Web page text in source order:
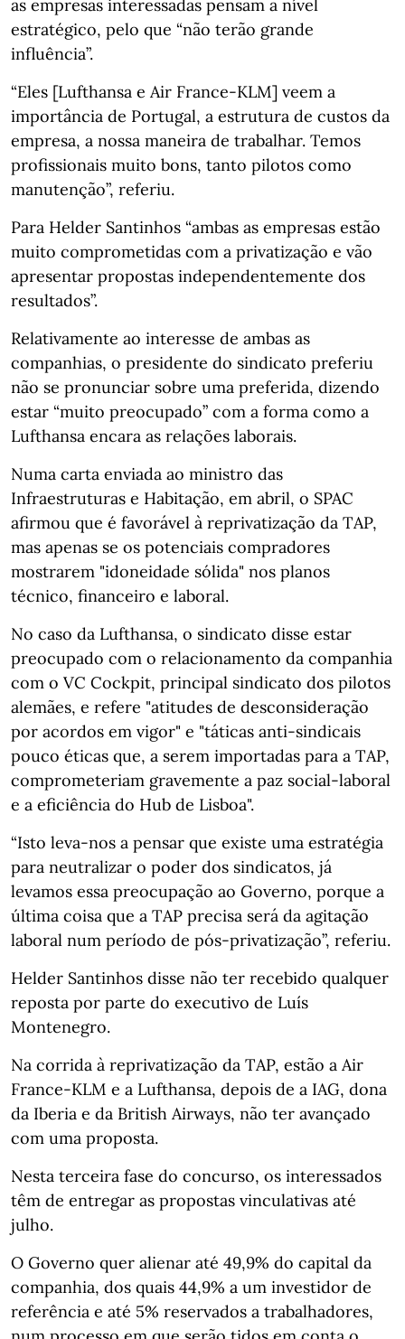
as empresas interessadas pensam a nível
estratégico, pelo que “não terão grande
influência”.
“Eles [Lufthansa e Air France-KLM] veem a
importância de Portugal, a estrutura de custos da
empresa, a nossa maneira de trabalhar. Temos
profissionais muito bons, tanto pilotos como
manutenção”, referiu.
Para Helder Santinhos “ambas as empresas estão
muito comprometidas com a privatização e vão
apresentar propostas independentemente dos
resultados”.
Relativamente ao interesse de ambas as
companhias, o presidente do sindicato preferiu
não se pronunciar sobre uma preferida, dizendo
estar “muito preocupado” com a forma como a
Lufthansa encara as relações laborais.
Numa carta enviada ao ministro das
Infraestruturas e Habitação, em abril, o SPAC
afirmou que é favorável à reprivatização da TAP,
mas apenas se os potenciais compradores
mostrarem "idoneidade sólida" nos planos
técnico, financeiro e laboral.
No caso da Lufthansa, o sindicato disse estar
preocupado com o relacionamento da companhia
com o VC Cockpit, principal sindicato dos pilotos
alemães, e refere "atitudes de desconsideração
por acordos em vigor" e "táticas anti-sindicais
pouco éticas que, a serem importadas para a TAP,
comprometeriam gravemente a paz social-laboral
e a eficiência do Hub de Lisboa".
“Isto leva-nos a pensar que existe uma estratégia
para neutralizar o poder dos sindicatos, já
levamos essa preocupação ao Governo, porque a
última coisa que a TAP precisa será da agitação
laboral num período de pós-privatização”, referiu.
Helder Santinhos disse não ter recebido qualquer
reposta por parte do executivo de Luís
Montenegro.
Na corrida à reprivatização da TAP, estão a Air
France-KLM e a Lufthansa, depois de a IAG, dona
da Iberia e da British Airways, não ter avançado
com uma proposta.
Nesta terceira fase do concurso, os interessados
têm de entregar as propostas vinculativas até
julho.
O Governo quer alienar até 49,9% do capital da
companhia, dos quais 44,9% a um investidor de
referência e até 5% reservados a trabalhadores,